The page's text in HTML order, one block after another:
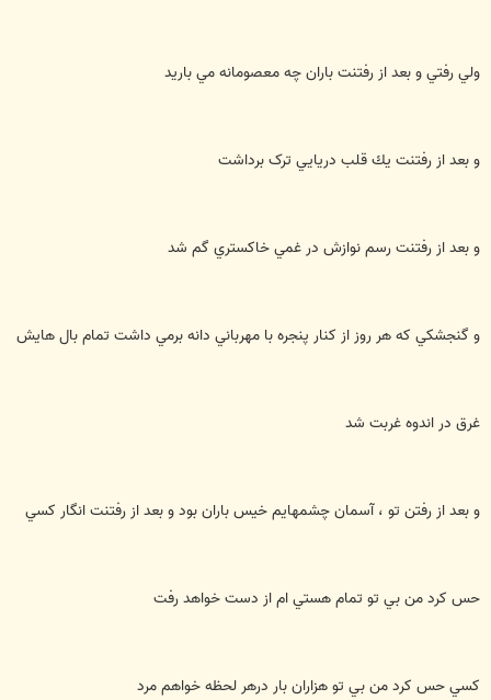
ولي رفتي و بعد از رفتنت باران چه معصومانه مي باريد
و بعد از رفتنت يك قلب دريايي ترک برداشت
و بعد از رفتنت رسم نوازش در غمي خاكستري گم شد
و گنجشكي كه هر روز از كنار پنجره با مهرباني دانه برمي داشت تمام بال هايش
غرق در اندوه غربت شد
و بعد از رفتن تو ، آسمان چشمهايم خيس باران بود و بعد از رفتنت انگار كسي
حس كرد من بي تو تمام هستي ام از دست خواهد رفت
كسي حس كرد من بي تو هزاران بار درهر لحظه خواهم مرد